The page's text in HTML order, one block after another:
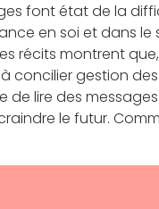
font état de la
en soi et dans le
récits montrent
concilier gestion
de lire des
le futur.